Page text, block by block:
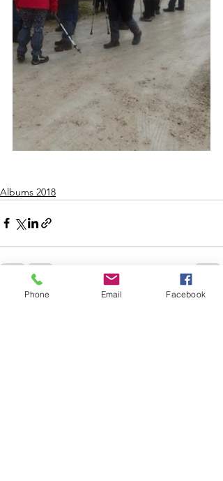
Albums 2018
Voir tout
Phone Email Facebook